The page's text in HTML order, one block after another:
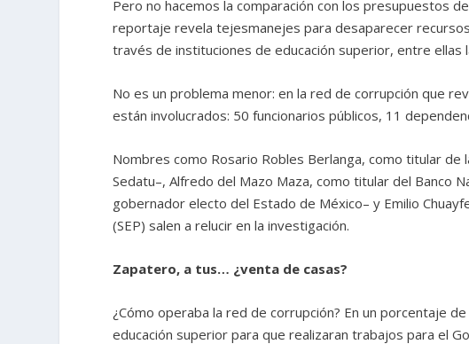
Pero no hacemos la comparación con los presupuestos
reportaje revela tejesmanejes para desaparecer
través de instituciones de educación superior, entre ellas
No es un problema menor: en la red de corrupción que
están involucrados: 50 funcionarios públicos, 11
Nombres como Rosario Robles Berlanga, como titular de
Sedatu–, Alfredo del Mazo Maza, como titular del Banco
gobernador electo del Estado de México– y Emilio
(SEP) salen a relucir en la investigación.
Zapatero, a tus… ¿venta de casas?
¿Cómo operaba la red de corrupción? En un porcentaje
educación superior para que realizaran trabajos para el